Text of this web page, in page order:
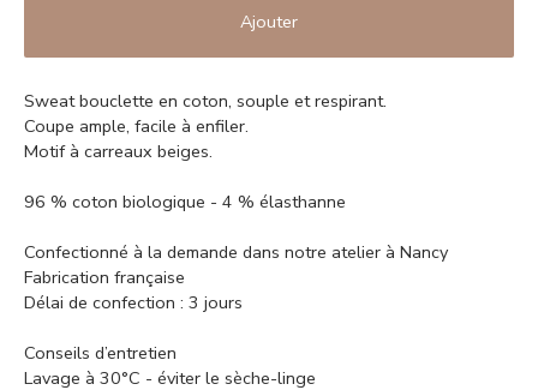
Ajouter
Sweat bouclette en coton, souple et respirant.
Coupe ample, facile à enfiler.
Motif à carreaux beiges.
96 % coton biologique - 4 % élasthanne
Confectionné à la demande dans notre atelier à Nancy
Fabrication française
Délai de confection : 3 jours
Conseils d’entretien
Lavage à 30°C - éviter le sèche-linge